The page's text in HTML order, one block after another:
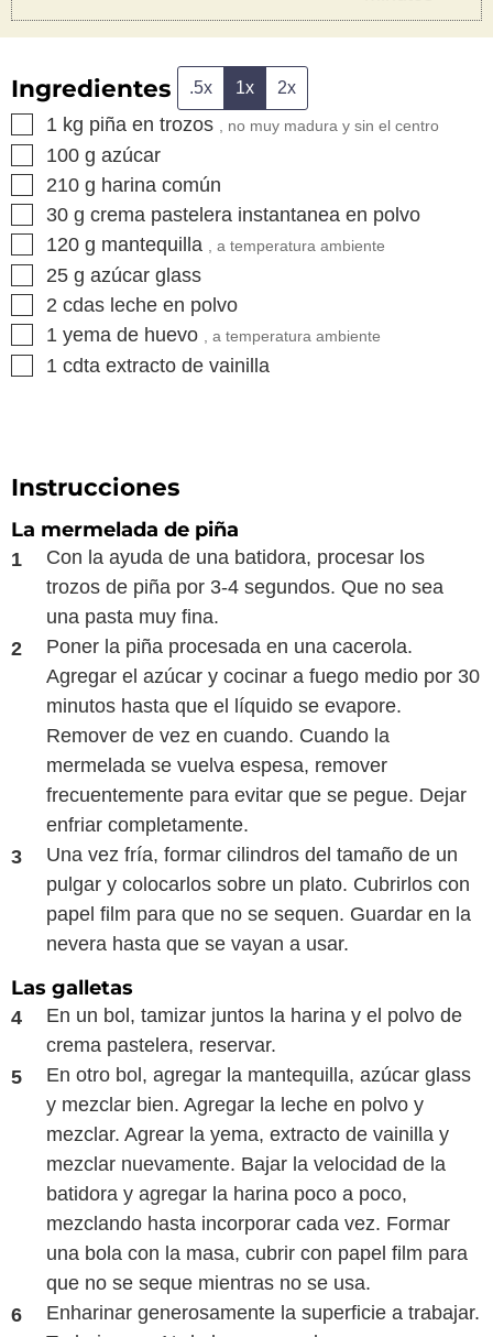
Ingredientes .5x 1x 2x
▢
1 kg piña en trozos , no muy madura y sin el centro
▢
100 g azúcar
▢
210 g harina común
▢
30 g crema pastelera instantanea en polvo
▢
120 g mantequilla , a temperatura ambiente
▢
25 g azúcar glass
▢
2 cdas leche en polvo
▢
1 yema de huevo , a temperatura ambiente
▢
1 cdta extracto de vainilla
Instrucciones
La mermelada de piña
Con la ayuda de una batidora, procesar los
trozos de piña por 3-4 segundos. Que no sea
una pasta muy fina.
Poner la piña procesada en una cacerola.
Agregar el azúcar y cocinar a fuego medio por 30
minutos hasta que el líquido se evapore.
Remover de vez en cuando. Cuando la
mermelada se vuelva espesa, remover
frecuentemente para evitar que se pegue. Dejar
enfriar completamente.
Una vez fría, formar cilindros del tamaño de un
pulgar y colocarlos sobre un plato. Cubrirlos con
papel film para que no se sequen. Guardar en la
nevera hasta que se vayan a usar.
Las galletas
En un bol, tamizar juntos la harina y el polvo de
crema pastelera, reservar.
En otro bol, agregar la mantequilla, azúcar glass
y mezclar bien. Agregar la leche en polvo y
mezclar. Agrear la yema, extracto de vainilla y
mezclar nuevamente. Bajar la velocidad de la
batidora y agregar la harina poco a poco,
mezclando hasta incorporar cada vez. Formar
una bola con la masa, cubrir con papel film para
que no se seque mientras no se usa.
Enharinar generosamente la superficie a trabajar.